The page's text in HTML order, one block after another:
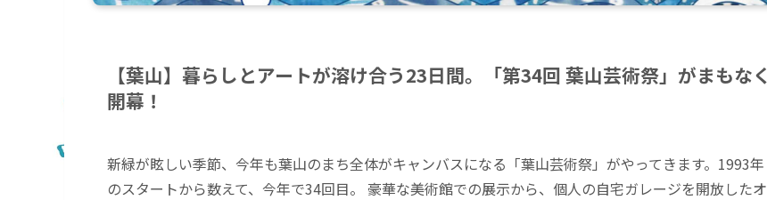
【葉山】暮らしとアートが溶け合う23日間。「第34回 葉山芸術祭」がまもなく
開幕！
新緑が眩しい季節、今年も葉山のまち全体がキャンバスになる「葉山芸術祭」がやってきます。1993年
のスタートから数えて、今年で34回目。 豪華な美術館での展示から、個人の自宅ガレージを開放したオ